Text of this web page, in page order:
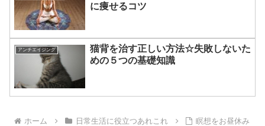
に痩せるコツ
アンチエイジング
猫背を治す正しい方法☆失敗しないた
めの５つの基礎知識
ホーム 日常生活に役立つあれこれ
瞑想をお昼休み